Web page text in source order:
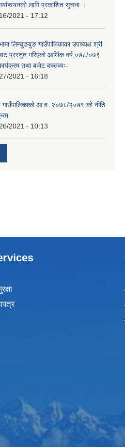
लागि प्रकाशित सूचना ।
2021 - 17:12
लिम्चुङबुङ गाउँपालिकाका उपाध्यक्ष श्री
प्रस्तुत गरिएको आर्थिक वर्ष ०७८/०७९
तथा बजेट वक्तव्यः-
2021 - 16:18
आ.व. २०७८/२०७९ को नीति
2021 - 10:13